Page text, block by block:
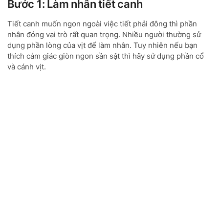
Bước 1: Làm nhân tiết canh
Tiết canh muốn ngon ngoài việc tiết phải đông thì phần
nhân đóng vai trò rất quan trọng. Nhiều người thường sử
dụng phần lòng của vịt để làm nhân. Tuy nhiên nếu bạn
thích cảm giác giòn ngon sần sật thì hãy sử dụng phần cổ
và cánh vịt.